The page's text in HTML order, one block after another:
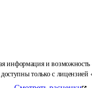
информация и возможность
только с лицензией